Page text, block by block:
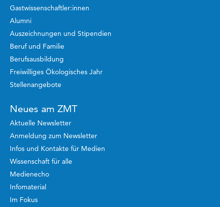
Gastwissenschaftler:innen
Alumni
Auszeichnungen und Stipendien
Beruf und Familie
Berufsausbildung
Freiwilliges Ökologisches Jahr
Stellenangebote
Neues am ZMT
Aktuelle Newsletter
Anmeldung zum Newsletter
Infos und Kontakte für Medien
Wissenschaft für alle
Medienecho
Infomaterial
Im Fokus